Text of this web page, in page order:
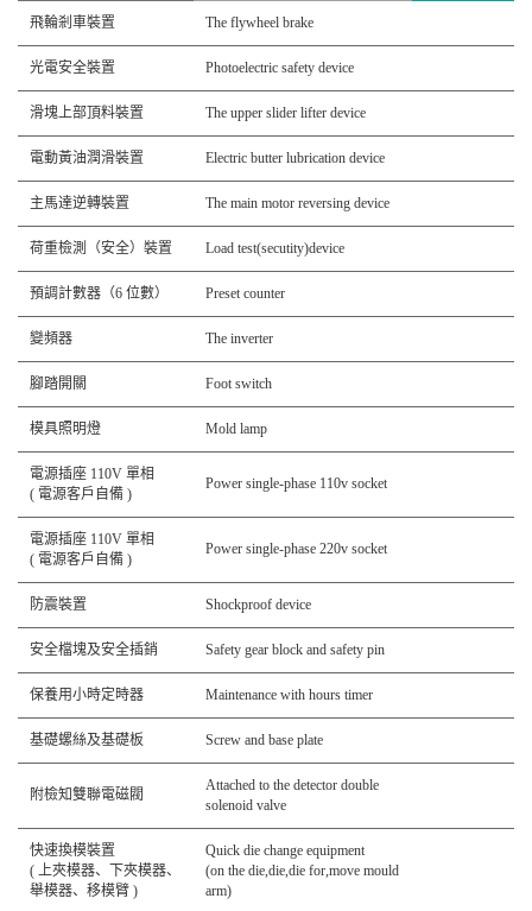
飛輪剎車裝置 The flywheel brake
光電安全裝置 Photoelectric safety device
滑塊上部頂料裝置 The upper slider lifter device
電動黃油潤滑裝置 Electric butter lubrication device
主馬達逆轉裝置 The main motor reversing device
荷重檢測（安全）裝置 Load test(secutity)device
預調計數器（6 位數） Preset counter
變頻器 The inverter
腳踏開關 Foot switch
模具照明燈 Mold lamp
電源插座 110V 單相
( 電源客戶自備 )
Power single-phase 110v socket
電源插座 110V 單相
( 電源客戶自備 )
Power single-phase 220v socket
防震裝置 Shockproof device
安全檔塊及安全插銷 Safety gear block and safety pin
保養用小時定時器 Maintenance with hours timer
基礎螺絲及基礎板 Screw and base plate
附檢知雙聯電磁閥
Attached to the detector double
solenoid valve
快速換模裝置
( 上夾模器、下夾模器、
舉模器、移模臂 )
Quick die change equipment
(on the die,die,die for,move mould
arm)